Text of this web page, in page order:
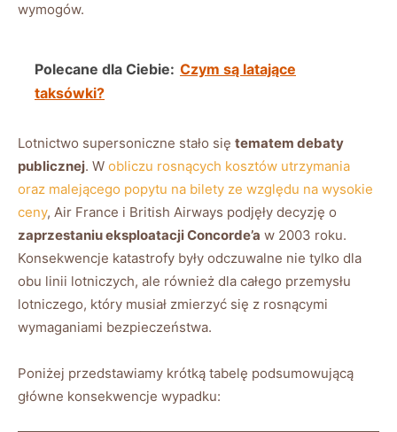
wymogów.
Polecane dla Ciebie: Czym są latające
taksówki?
Lotnictwo‌ supersoniczne stało się tematem debaty‍
publicznej. W obliczu​ rosnących kosztów ⁣utrzymania
⁤oraz malejącego popytu‍ na bilety ze względu na ​wysokie
ceny, Air France ⁤i British Airways podjęły decyzję o
zaprzestaniu⁢ eksploatacji⁢ Concorde’a ⁣w 2003 roku.
Konsekwencje katastrofy były odczuwalne ⁢nie tylko ⁣dla​
obu​ linii lotniczych, ale również dla całego przemysłu
⁣lotniczego, który musiał​ zmierzyć ⁣się ⁢z rosnącymi
wymaganiami​ bezpieczeństwa.
Poniżej przedstawiamy krótką tabelę podsumowującą
główne konsekwencje wypadku: